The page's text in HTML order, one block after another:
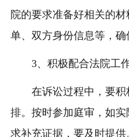
院的要求准备好相关的
单、双方身份信息等，确
3、积极配合法院工
在诉讼过程中，要
排。按时参加庭审，如
求补充证据，要及时提